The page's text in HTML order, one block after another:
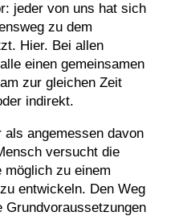
jeder von uns hat sich
zu dem
Hier. Bei allen
einen gemeinsamen
zur gleichen Zeit
indirekt.
angemessen davon
versucht die
möglich zu einem
entwickeln. Den Weg
Grundvoraussetzungen